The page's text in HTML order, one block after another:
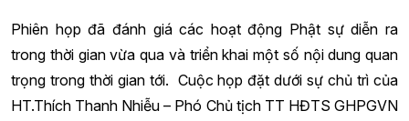
Phiên họp đã đánh giá các hoạt động Phật sự diễn ra
trong thời gian vừa qua và triển khai một số nội dung quan
trọng trong thời gian tới. Cuộc họp đặt dưới sự chủ trì của
HT.Thích Thanh Nhiễu – Phó Chủ tịch TT HĐTS GHPGVN